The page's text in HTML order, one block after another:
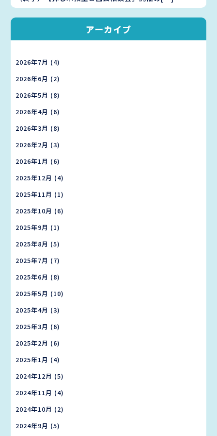
アーカイブ
2026年7月 (4)
2026年6月 (2)
2026年5月 (8)
2026年4月 (6)
2026年3月 (8)
2026年2月 (3)
2026年1月 (6)
2025年12月 (4)
2025年11月 (1)
2025年10月 (6)
2025年9月 (1)
2025年8月 (5)
2025年7月 (7)
2025年6月 (8)
2025年5月 (10)
2025年4月 (3)
2025年3月 (6)
2025年2月 (6)
2025年1月 (4)
2024年12月 (5)
2024年11月 (4)
2024年10月 (2)
2024年9月 (5)